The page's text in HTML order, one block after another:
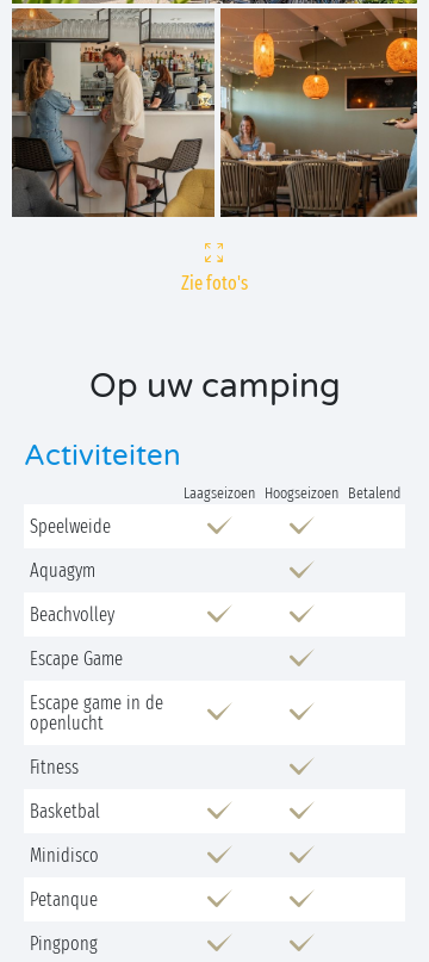
Zie foto's
Op uw camping
Activiteiten
Laagseizoen Hoogseizoen Betalend
Speelweide
Aquagym
Beachvolley
Escape Game
Escape game in de
openlucht
Fitness
Basketbal
Minidisco
Petanque
Pingpong